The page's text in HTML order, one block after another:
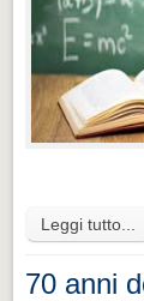
Leggi tutto...
70 anni